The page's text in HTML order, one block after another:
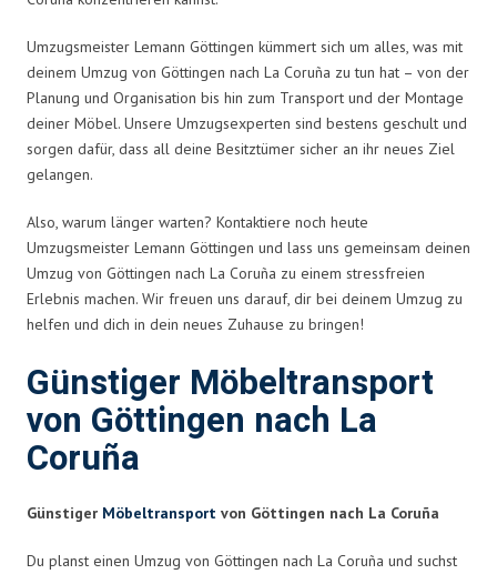
Umzugsmeister Lemann Göttingen kümmert sich um alles, was mit
deinem Umzug von Göttingen nach La Coruña zu tun hat – von der
Planung und Organisation bis hin zum Transport und der Montage
deiner Möbel. Unsere Umzugsexperten sind bestens geschult und
sorgen dafür, dass all deine Besitztümer sicher an ihr neues Ziel
gelangen.
Also, warum länger warten? Kontaktiere noch heute
Umzugsmeister Lemann Göttingen und lass uns gemeinsam deinen
Umzug von Göttingen nach La Coruña zu einem stressfreien
Erlebnis machen. Wir freuen uns darauf, dir bei deinem Umzug zu
helfen und dich in dein neues Zuhause zu bringen!
Günstiger Möbeltransport
von Göttingen nach La
Coruña
Günstiger Möbeltransport von Göttingen nach La Coruña
Du planst einen Umzug von Göttingen nach La Coruña und suchst